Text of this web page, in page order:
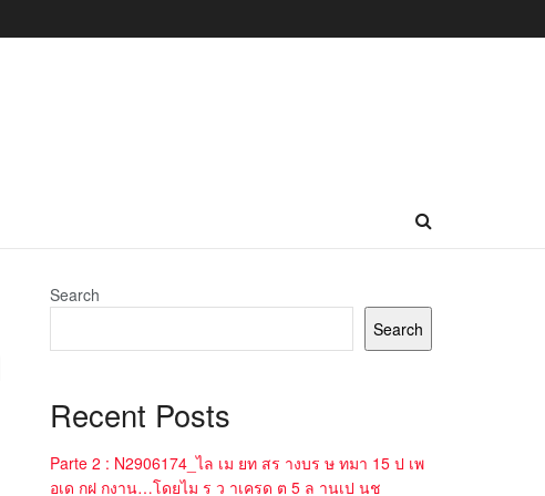
Search
Search
Recent Posts
Parte 2 : N2906174_ไล เม ยท สร างบร ษ ทมา 15 ป เพ
อเด กฝ กงาน…โดยไม ร ว าเครด ต 5 ล านเป นช